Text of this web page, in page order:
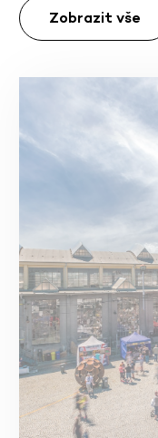
Zobrazit vše